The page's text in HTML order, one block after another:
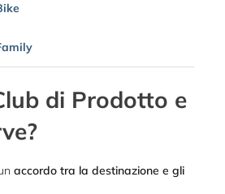
di Prodotto e
accordo tra la destinazione e gli